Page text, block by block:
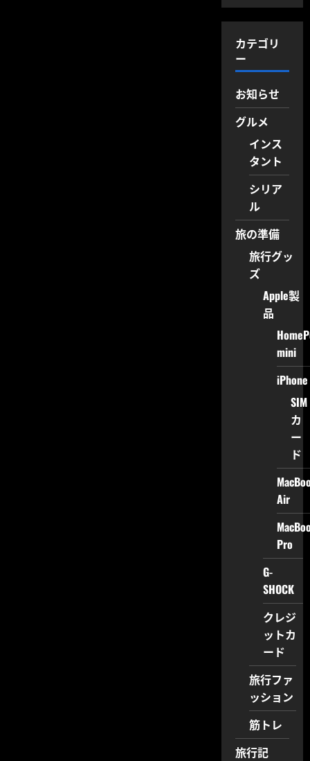
カテゴリ
ー
お知らせ
グルメ
インス
タント
シリア
ル
旅の準備
旅行グッ
ズ
Apple製
品
mini
iPhone
SIM
カ
ー
ド
Air
Pro
G-
SHOCK
クレジ
ットカ
ード
旅行ファ
ッション
筋トレ
旅行記